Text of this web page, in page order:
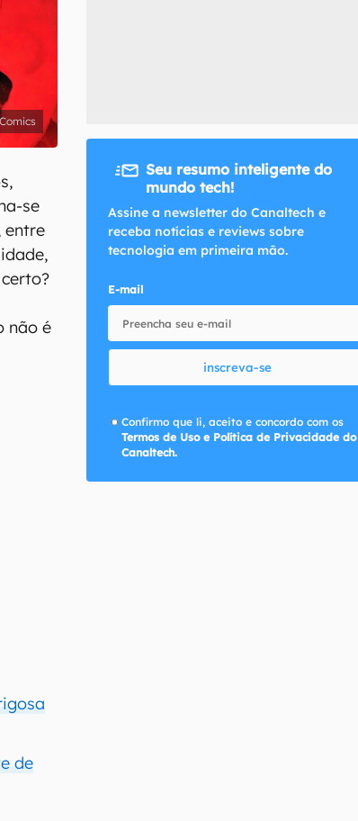
se
entre
não é
de
Seu resumo inteligente do
mundo tech!
Assine a newsletter do Canaltech e
receba notícias e reviews sobre
tecnologia em primeira mão.
E-mail
inscreva-se
Confirmo que li, aceito e concordo com os
Termos de Uso e Política de Privacidade do
Canaltech.